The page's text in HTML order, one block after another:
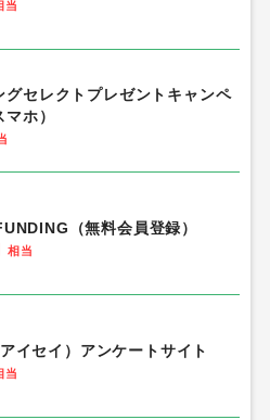
当
グセレクトプレゼントキャンペ
ホ）
（無料会員登録）
相当
イセイ）アンケートサイト
当